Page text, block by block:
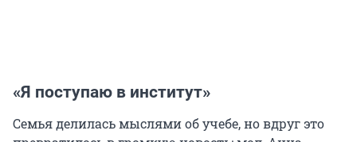
«Я поступаю в институт»
Семья делилась мыслями об учебе, но вдруг это